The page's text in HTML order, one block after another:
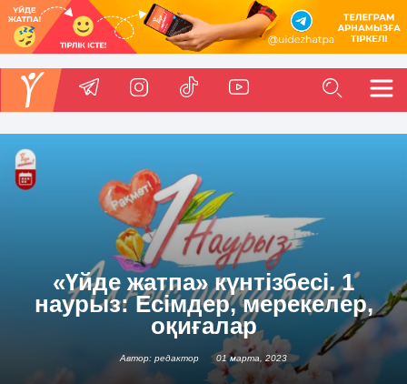
«Үйде жатпа» күнтізбесі. 1
наурыз: Есімдер, мерекелер,
оқиғалар
Автор: редактор 01 марта, 2023